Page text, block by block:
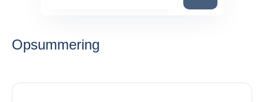
Opsummering